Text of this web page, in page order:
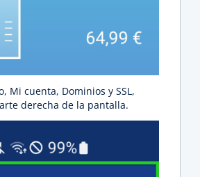
Mi cuenta, Dominios y SSL,
derecha de la pantalla.